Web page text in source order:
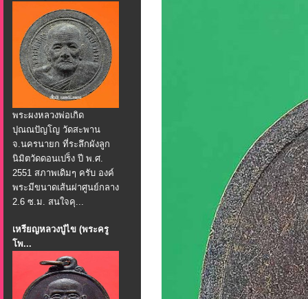
พระผงหลวงพ่อเกิด
ปุณณปัญโญ วัดสะพาน
จ.นครนายก ที่ระลึกผังลูก
นิมิตวัดดอนเปร็ง ปี พ.ศ.
2551 สภาพเดิมๆ ครับ องค์
พระมีขนาดเส้นผ่าศูนย์กลาง
2.6 ซ.ม. สนใจคุ...
เหรียญหลวงปู่ไข (พระครู
โพ...